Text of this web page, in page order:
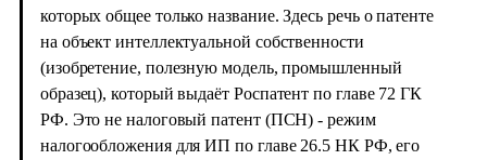
которых общее только название. Здесь речь о патенте
на объект интеллектуальной собственности
(изобретение, полезную модель, промышленный
образец), который выдаёт Роспатент по главе 72 ГК
РФ. Это не налоговый патент (ПСН) - режим
налогообложения для ИП по главе 26.5 НК РФ, его